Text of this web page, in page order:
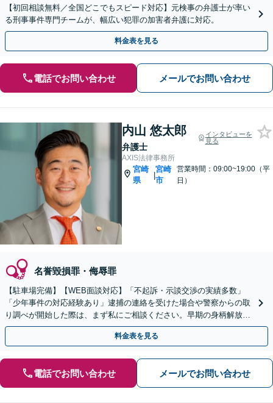
【初回相談無料／全国どこでもスピード対応】元検事の弁護士が率い
る刑事事件専門チームが、幅広い犯罪の加害者弁護に対応。
料金表を見る
電話でお問い合わせ メールでお問い合わせ
内山 悠太郎
弁護士
インタビューを
見る
AXIS法律事務所
宮崎
県
|
宮崎
市
営業時間：09:00~19:00（平
日）
名誉毀損罪・侮辱罪
【駐車場完備】【WEB面談対応】「不起訴・示談交渉の実績多数」
「少年事件の対応経験あり」逮捕の連絡を受けた場合や警察からの取
り調べが開始した際は、まず私にご相談ください。早期の身柄解放と
示談の成立をサポートします【休日・夜間相談可】
料金表を見る
電話でお問い合わせ メールでお問い合わせ